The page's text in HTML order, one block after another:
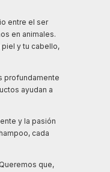
entre el ser
en animales.
y tu cabello,
profundamente
ayudan a
y la pasión
cada
que,